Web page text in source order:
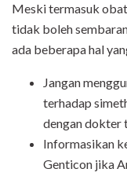
Meski termasuk
tidak boleh
ada beberapa hal
Jangan
terhadap
dengan dokter
Informasikan
Genticon jika